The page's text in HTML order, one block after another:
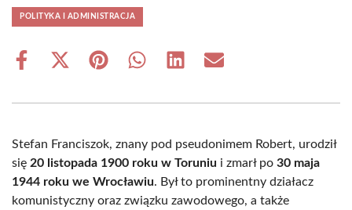
POLITYKA I ADMINISTRACJA
Share
Share
(Twitter)
Share Share Share Share
Stefan Franciszok, znany pod pseudonimem Robert, urodził
się 20 listopada 1900 roku w Toruniu i zmarł po 30 maja
1944 roku we Wrocławiu. Był to prominentny działacz
komunistyczny oraz związku zawodowego, a także